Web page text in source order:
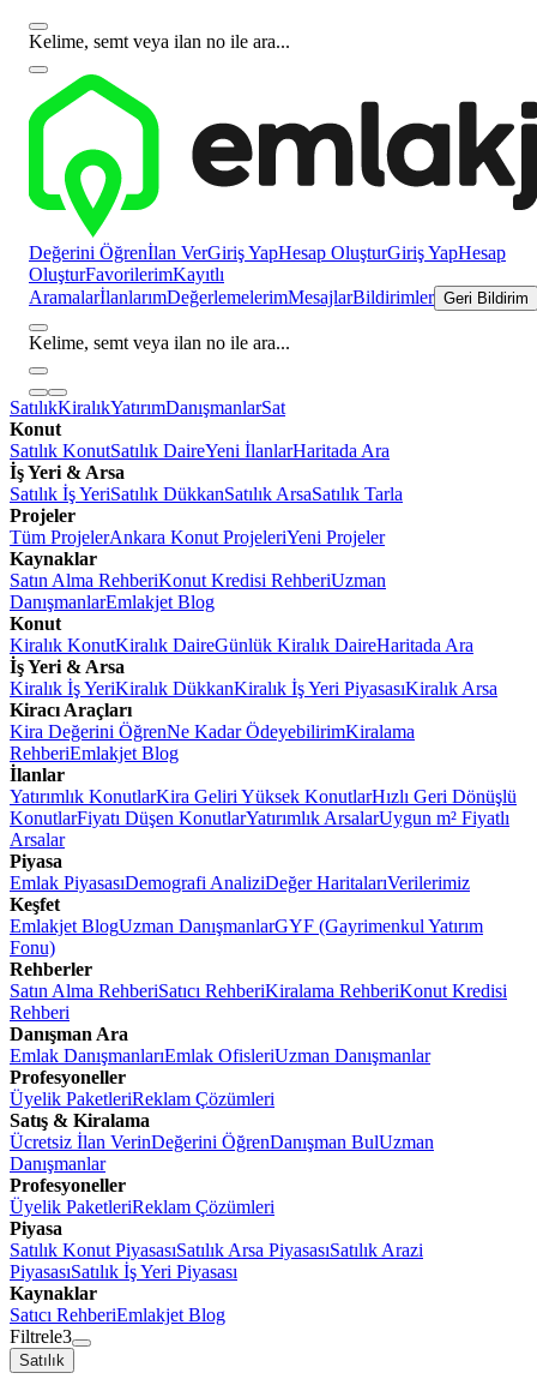
Kelime, semt veya ilan no ile ara...
Değerini Öğrenİlan VerGiriş YapHesap OluşturGiriş YapHesap
OluşturFavorilerimKayıtlı
AramalarİlanlarımDeğerlemelerimMesajlarBildirimler Geri Bildirim
Kelime, semt veya ilan no ile ara...
SatılıkKiralıkYatırımDanışmanlarSat
Konut
Satılık KonutSatılık DaireYeni İlanlarHaritada Ara
İş Yeri & Arsa
Satılık İş YeriSatılık DükkanSatılık ArsaSatılık Tarla
Projeler
Tüm ProjelerAnkara Konut ProjeleriYeni Projeler
Kaynaklar
Satın Alma RehberiKonut Kredisi RehberiUzman
DanışmanlarEmlakjet Blog
Konut
Kiralık KonutKiralık DaireGünlük Kiralık DaireHaritada Ara
İş Yeri & Arsa
Kiralık İş YeriKiralık DükkanKiralık İş Yeri PiyasasıKiralık Arsa
Kiracı Araçları
Kira Değerini ÖğrenNe Kadar ÖdeyebilirimKiralama
RehberiEmlakjet Blog
İlanlar
Yatırımlık KonutlarKira Geliri Yüksek KonutlarHızlı Geri Dönüşlü
KonutlarFiyatı Düşen KonutlarYatırımlık ArsalarUygun m² Fiyatlı
Arsalar
Piyasa
Emlak PiyasasıDemografi AnaliziDeğer HaritalarıVerilerimiz
Keşfet
Emlakjet BlogUzman DanışmanlarGYF (Gayrimenkul Yatırım
Fonu)
Rehberler
Satın Alma RehberiSatıcı RehberiKiralama RehberiKonut Kredisi
Rehberi
Danışman Ara
Emlak DanışmanlarıEmlak OfisleriUzman Danışmanlar
Profesyoneller
Üyelik PaketleriReklam Çözümleri
Satış & Kiralama
Ücretsiz İlan VerinDeğerini ÖğrenDanışman BulUzman
Danışmanlar
Profesyoneller
Üyelik PaketleriReklam Çözümleri
Piyasa
Satılık Konut PiyasasıSatılık Arsa PiyasasıSatılık Arazi
PiyasasıSatılık İş Yeri Piyasası
Kaynaklar
Satıcı RehberiEmlakjet Blog
Filtrele3
Satılık